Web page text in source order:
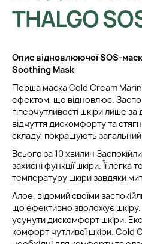
THALGO
Опис відновлюючої SOS-
Soothing Mask
Перша маска Cold Cream
ефектом, що відновлює.
гіперчутливості шкіри лише
відчуття дискомфорту та
складу, покращують
Всього за 10 хвилин
захисні функції шкіри. Її
температуру шкіри завдяки
Алое, відомий своїми
що ефективно зволожує шкіру.
усунути дискомфорт шкіри.
комфорт чутливої шкіри. Cold